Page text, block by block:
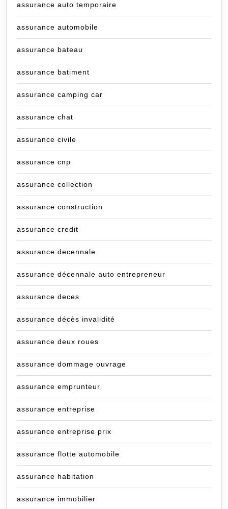
assurance auto temporaire
assurance automobile
assurance bateau
assurance batiment
assurance camping car
assurance chat
assurance civile
assurance cnp
assurance collection
assurance construction
assurance credit
assurance decennale
assurance décennale auto entrepreneur
assurance deces
assurance décès invalidité
assurance deux roues
assurance dommage ouvrage
assurance emprunteur
assurance entreprise
assurance entreprise prix
assurance flotte automobile
assurance habitation
assurance immobilier